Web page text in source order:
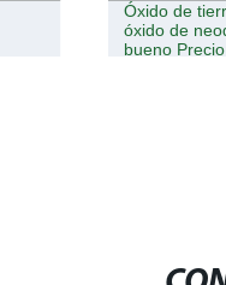
Óxido de
óxido de
bueno Precio